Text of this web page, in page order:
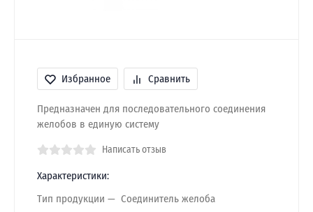
Избранное Сравнить
Предназначен для последовательного соединения
желобов в единую систему
Написать отзыв
Характеристики:
Тип продукции
Соединитель желоба